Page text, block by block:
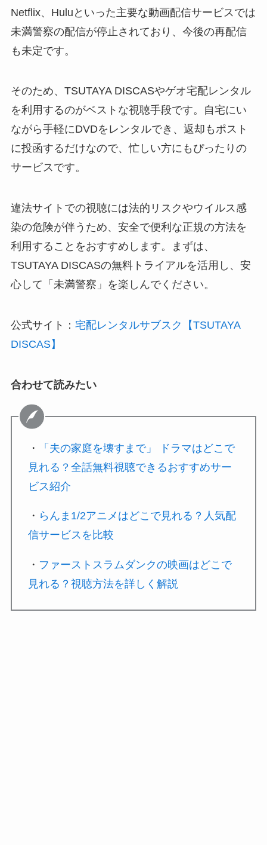
Netflix、Huluといった主要な動画配信サービスでは
未満警察の配信が停止されており、今後の再配信
も未定です。
そのため、TSUTAYA DISCASやゲオ宅配レンタル
を利用するのがベストな視聴手段です。自宅にい
ながら手軽にDVDをレンタルでき、返却もポスト
に投函するだけなので、忙しい方にもぴったりの
サービスです。
違法サイトでの視聴には法的リスクやウイルス感
染の危険が伴うため、安全で便利な正規の方法を
利用することをおすすめします。まずは、
TSUTAYA DISCASの無料トライアルを活用し、安
心して「未満警察」を楽しんでください。
公式サイト： 宅配レンタルサブスク【TSUTAYA
DISCAS】
合わせて読みたい
・
「夫の家庭を壊すまで」 ドラマはどこで
見れる？全話無料視聴できるおすすめサー
ビス紹介
・ らんま1/2アニメはどこで見れる？人気配
信サービスを比較
・ ファーストスラムダンクの映画はどこで
見れる？視聴方法を詳しく解説